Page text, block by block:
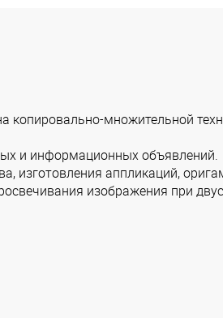
копировально-множительной
и информационных объявлений.
изготовления аппликаций,
изображения при